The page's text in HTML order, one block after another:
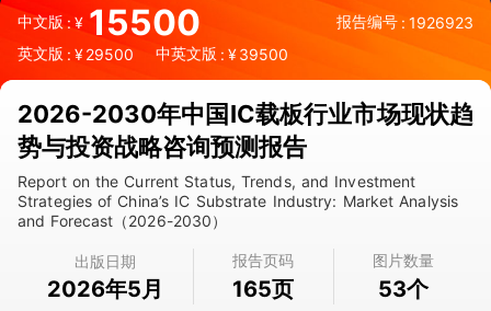
中文版:¥ 15500 报告编号 : 1926923
英文版 : ¥29500 中英文版 : ¥39500
2026-2030年中国IC载板行业市场现状趋
势与投资战略咨询预测报告
Report on the Current Status, Trends, and Investment
Strategies of China’s IC Substrate Industry: Market Analysis
and Forecast（2026-2030）
出版日期
2026年5月
报告页码
165页
图片数量
53个